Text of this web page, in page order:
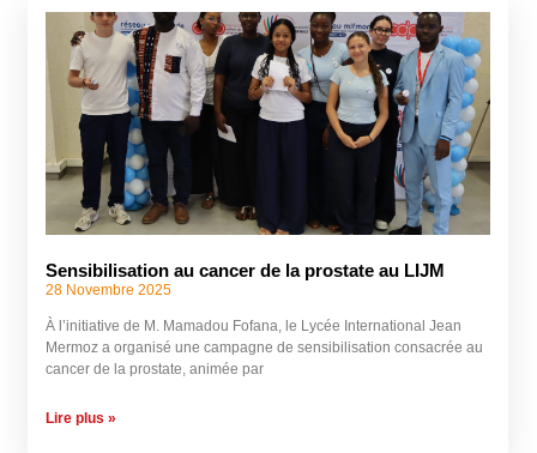
Sensibilisation au cancer de la prostate au LIJM
28 Novembre 2025
À l’initiative de M. Mamadou Fofana, le Lycée International Jean
Mermoz a organisé une campagne de sensibilisation consacrée au
cancer de la prostate, animée par
Lire plus »